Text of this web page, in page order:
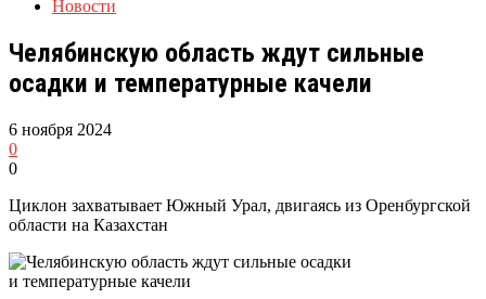
Новости
Челябинскую область ждут сильные
осадки и температурные качели
6 ноября 2024
0
0
Циклон захватывает Южный Урал, двигаясь из Оренбургской
области на Казахстан